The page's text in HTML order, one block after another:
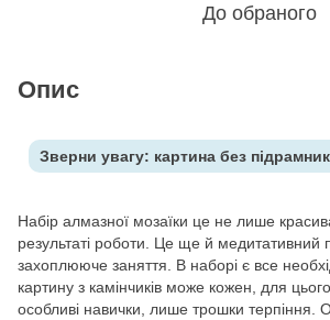
До обраного
Опис
Зверни увагу: картина без
Набір алмазної мозаїки це не лише
результаті роботи. Це ще й медитативний
захоплююче заняття. В наборі є все
картину з камінчиків може кожен, для цього
особливі навички, лише трошки